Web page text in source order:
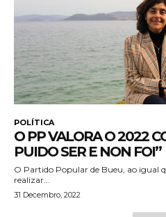
POLÍTICA
O PP VALORA O 2022
PUIDO SER E NON FOI”
O Partido Popular de Bueu, ao igual
realizar...
31 Decembro, 2022